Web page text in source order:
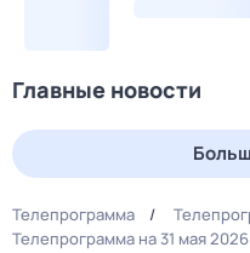
Главные новости
Телепрограмма
Телепрограмма на 31 мая